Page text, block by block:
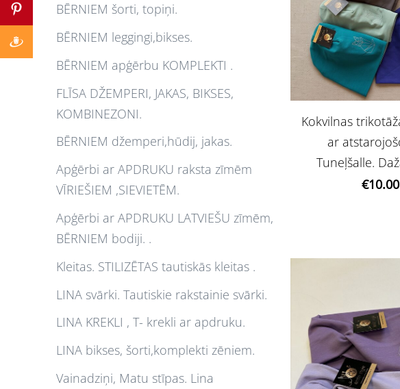
BĒRNIEM šorti, topiņi.
BĒRNIEM leggingi,bikses.
BĒRNIEM apģērbu KOMPLEKTI .
FLĪSA DŽEMPERI, JAKAS, BIKSES,
KOMBINEZONI.
BĒRNIEM džemperi,hūdij, jakas.
Apģērbi ar APDRUKU raksta zīmēm
VĪRIEŠIEM ,SIEVIETĒM.
Apģērbi ar APDRUKU LATVIEŠU zīmēm,
BĒRNIEM bodiji. .
Kleitas. STILIZĒTAS tautiskās kleitas .
LINA svārki. Tautiskie rakstainie svārki.
LINA KREKLI , T- krekli ar apdruku.
LINA bikses, šorti,komplekti zēniem.
Vainadziņi, Matu stīpas. Lina
Kokvilnas
ar
Tuneļšalle.
€10.00